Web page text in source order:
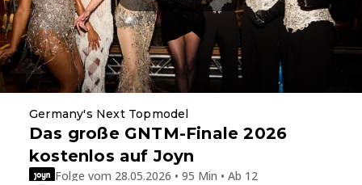
Germany's Next Topmodel
Das große GNTM-Finale 2026
kostenlos auf Joyn
Folge vom 28.05.2026 • 95 Min • Ab 12